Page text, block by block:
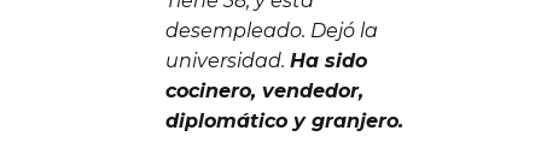
desempleado. Dejó la
universidad.Ha sido
cocinero, vendedor,
diplomático y granjero.